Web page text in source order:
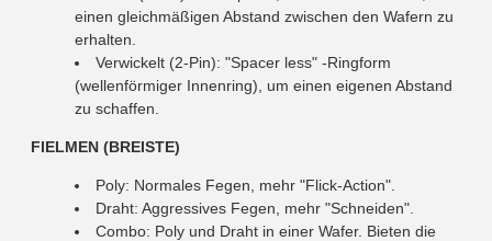
einen gleichmäßigen Abstand zwischen den Wafern zu
erhalten.
Verwickelt (2-Pin): "Spacer less" -Ringform
(wellenförmiger Innenring), um einen eigenen Abstand
zu schaffen.
FIELMEN (BREISTE)
Poly: Normales Fegen, mehr "Flick-Action".
Draht: Aggressives Fegen, mehr "Schneiden".
Combo: Poly und Draht in einer Wafer. Bieten die